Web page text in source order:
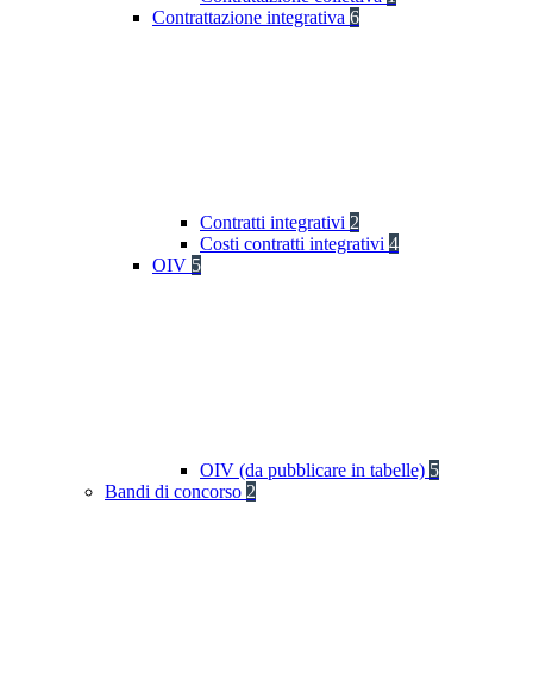
Contrattazione integrativa 6
Contratti integrativi 2
Costi contratti integrativi 4
OIV 5
OIV (da pubblicare in tabelle) 5
Bandi di concorso 2